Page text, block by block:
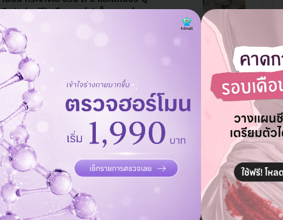
Switch ฟรี! ทรีตเมนต์ 4 ขั้นตอน ทำความ
สะอาดผิว นวดเย็น มาส์ก และฉายแสงสีแดง 1
ครั้ง
5,086 บาท
Laser Combo ปรับผิวหน้าให้ดูเนียน กระจ่าง
ใส ด้วย IPL ฟรี! ทรีตเมนต์ 4 ขั้นตอน
ทำความสะอาดผิว นวดเย็น มาส์ก และฉายแสง
สีแดง 1 ครั้ง
5,086 บาท 12,900 บาท -61%
Sirin Clinic
ให้บริการที่ ประเวศ